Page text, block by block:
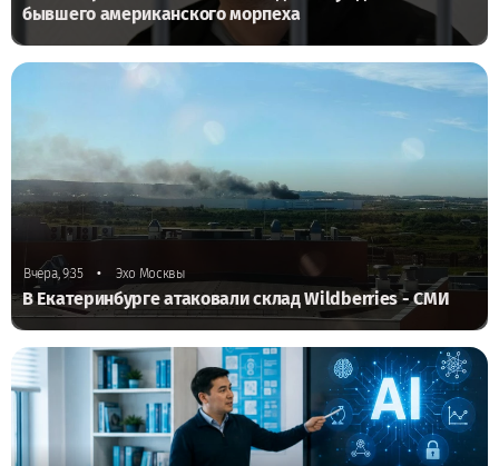
бывшего американского морпеха
Вчера, 9:35 • Эхо Москвы
В Екатеринбурге атаковали склад Wildberries - СМИ